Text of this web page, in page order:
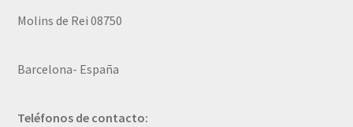
Molins de Rei 08750
Barcelona- España
Teléfonos de contacto: